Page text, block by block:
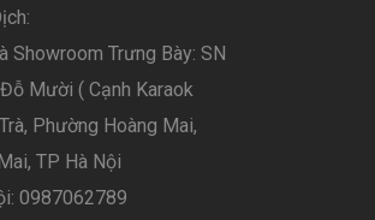
Showroom Trưng Bày: SN
Mười ( Cạnh Karaok
Phường Hoàng Mai,
TP Hà Nội
0987062789